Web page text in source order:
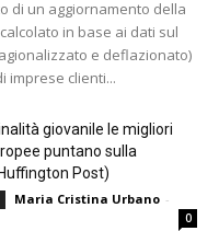
di un aggiornamento della
in base ai dati sul
e deflazionato)
imprese clienti...
giovanile le migliori
puntano sulla
Post)
Maria Cristina Urbano -
0